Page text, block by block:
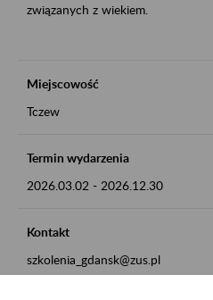
związanych z wiekiem.
Miejscowość
Tczew
Termin wydarzenia
2026.03.02 - 2026.12.30
Kontakt
szkolenia_gdansk@zus.pl